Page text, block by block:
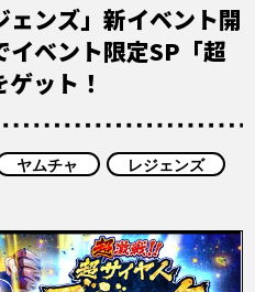
ェンズ」新イベント開
イベント限定SP「超
ット！
ヤムチャ
レジェンズ